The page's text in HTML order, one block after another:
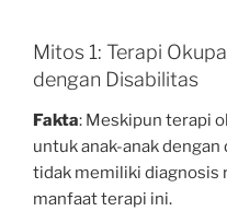
Mitos 1: Terapi
dengan Disabilitas
Fakta: Meskipun terapi
untuk anak-anak dengan
tidak memiliki diagnosis
manfaat terapi ini.